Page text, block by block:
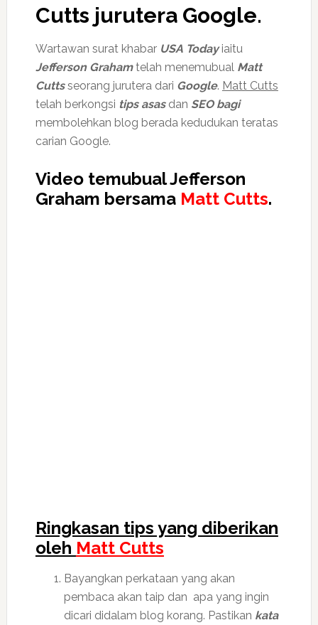
Cutts jurutera Google.
Wartawan surat khabar USA Todayiaitu
Jefferson Grahamtelah menemubual Matt
Cutts seorang jurutera dari Google. Matt Cutts
telah berkongsi tips asasdan SEO bagi
membolehkan blog berada kedudukan teratas
carian Google.
Video temubual Jefferson
Graham bersama Matt Cutts.
Ringkasan tips yang diberikan
oleh Matt Cutts
Bayangkan perkataan yang akan
pembaca akan taip dan apa yang ingin
dicari didalam blog korang. Pastikan kata